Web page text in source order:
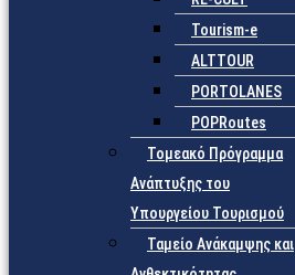
Tourism-e
ALTTOUR
PORTOLANES
POPRoutes
Τομεακό Πρόγραμμα
Ανάπτυξης του
Υπουργείου Τουρισμού
Ταμείο Ανάκαμψης και